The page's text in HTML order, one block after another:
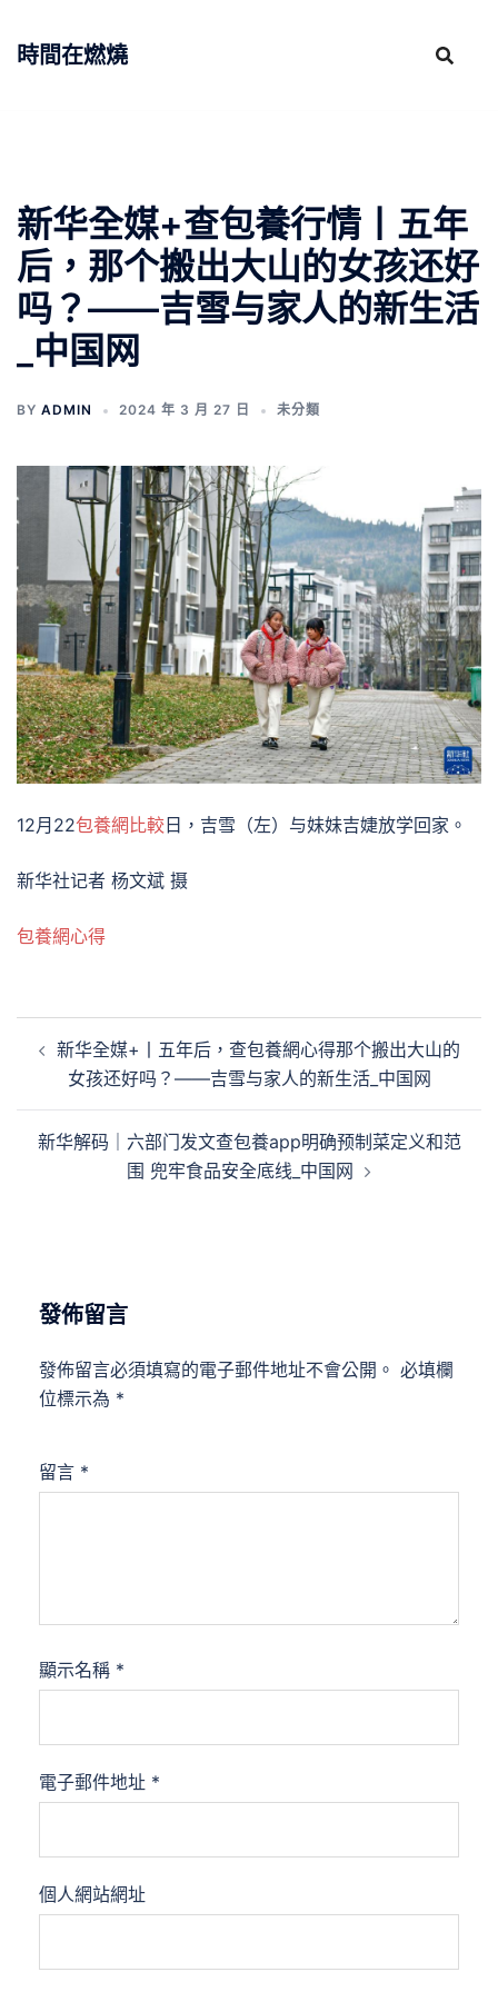
時間在燃燒
新华全媒+查包養行情丨五年
后，那个搬出大山的女孩还好
吗？——吉雪与家人的新生活
_中国网
BY ADMIN 2024 年 3 月 27 日 未分類
12月22包養網比較日，吉雪（左）与妹妹吉婕放学回家。
新华社记者 杨文斌 摄
包養網心得
章
新华全媒+丨五年后，查包養網心得那个搬出大山的
女孩还好吗？——吉雪与家人的新生活_中国网
新华解码｜六部门发文查包養app明确预制菜定义和范
围 兜牢食品安全底线_中国网
發佈留言
發佈留言必須填寫的電子郵件地址不會公開。 必填欄
位標示為 *
留言 *
顯示名稱 *
電子郵件地址 *
個人網站網址